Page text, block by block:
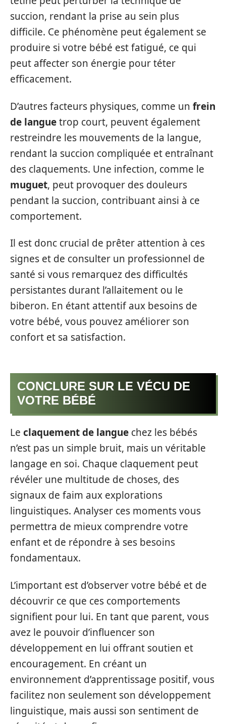
succion, rendant la prise au sein plus
difficile. Ce phénomène peut également se
produire si votre bébé est fatigué, ce qui
peut affecter son énergie pour téter
efficacement.
D’autres facteurs physiques, comme un frein
de languetrop court, peuvent également
restreindre les mouvements de la langue,
rendant la succion compliquée et entraînant
des claquements. Une infection, comme le
muguet, peut provoquer des douleurs
pendant la succion, contribuant ainsi à ce
comportement.
Il est donc crucial de prêter attention à ces
signes et de consulter un professionnel de
santé si vous remarquez des difficultés
persistantes durant l’allaitement ou le
biberon. En étant attentif aux besoins de
votre bébé, vous pouvez améliorer son
confort et sa satisfaction.
CONCLURE SUR LE VÉCU DE
VOTRE BÉBÉ
Le claquement de langue chez les bébés
n’est pas un simple bruit, mais un véritable
langage en soi. Chaque claquement peut
révéler une multitude de choses, des
signaux de faim aux explorations
linguistiques. Analyser ces moments vous
permettra de mieux comprendre votre
enfant et de répondre à ses besoins
fondamentaux.
L’important est d’observer votre bébé et de
découvrir ce que ces comportements
signifient pour lui. En tant que parent, vous
avez le pouvoir d’influencer son
développement en lui offrant soutien et
encouragement. En créant un
environnement d’apprentissage positif, vous
facilitez non seulement son développement
linguistique, mais aussi son sentiment de